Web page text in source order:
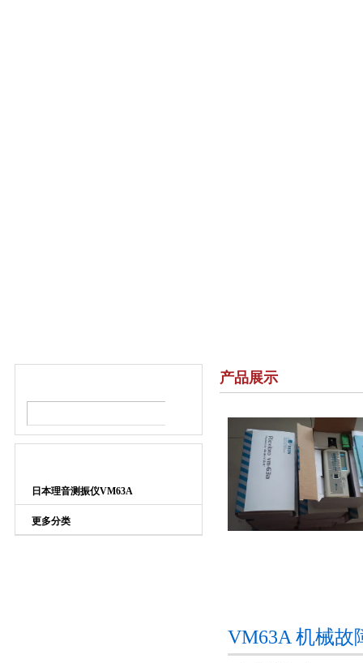
日本理音测振仪VM63A
更多分类
产品展示
VM63A 机械故